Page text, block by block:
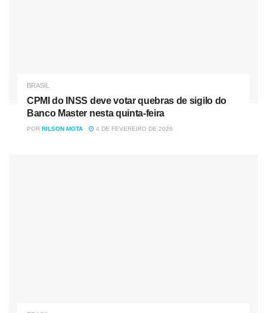
BRASIL
CPMI do INSS deve votar quebras de sigilo do
Banco Master nesta quinta-feira
POR RILSON MOTA 4 DE FEVEREIRO DE 2026